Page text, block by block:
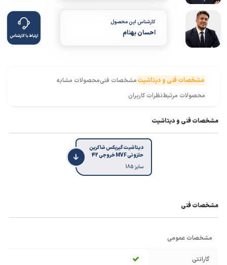
کارشناس این محصول
احسان بهنام ارتباط با کارشناس
مشخصات فنی و دیتاشیتمشخصات فنیمحصولات مشابه
محصولات مرتبطنظرات کاربران
مشخصات فنی و دیتاشیت
دیتاشیت گیربکس شاکرین
حلزونی MVF خروجی 42
سایز 185
مشخصات فنی
مشخصات عمومی
گارانتی